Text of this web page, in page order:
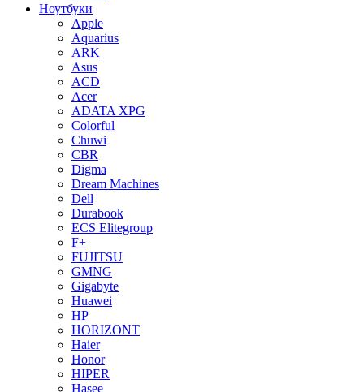
Ноутбуки
Apple
Aquarius
ARK
Asus
ACD
Acer
ADATA XPG
Colorful
Chuwi
CBR
Digma
Dream Machines
Dell
Durabook
ECS Elitegroup
F+
FUJITSU
GMNG
Gigabyte
Huawei
HP
HORIZONT
Haier
Honor
HIPER
Hasee